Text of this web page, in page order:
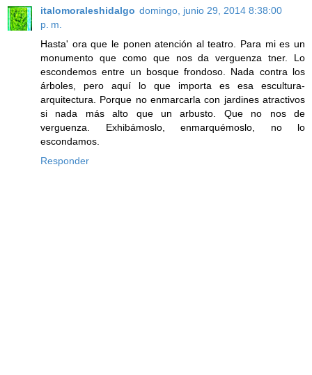
italomoraleshidalgo domingo, junio 29, 2014 8:38:00
p. m.
Hasta' ora que le ponen atención al teatro. Para mi es un
monumento que como que nos da verguenza tner. Lo
escondemos entre un bosque frondoso. Nada contra los
árboles, pero aquí lo que importa es esa escultura-
arquitectura. Porque no enmarcarla con jardines atractivos
si nada más alto que un arbusto. Que no nos de
verguenza. Exhibámoslo, enmarquémoslo, no lo
escondamos.
Responder